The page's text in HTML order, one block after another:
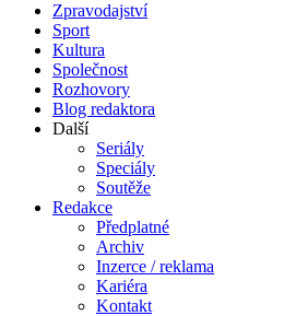
Zpravodajství
Sport
Kultura
Společnost
Rozhovory
Blog redaktora
Další
Seriály
Speciály
Soutěže
Redakce
Předplatné
Archiv
Inzerce / reklama
Kariéra
Kontakt